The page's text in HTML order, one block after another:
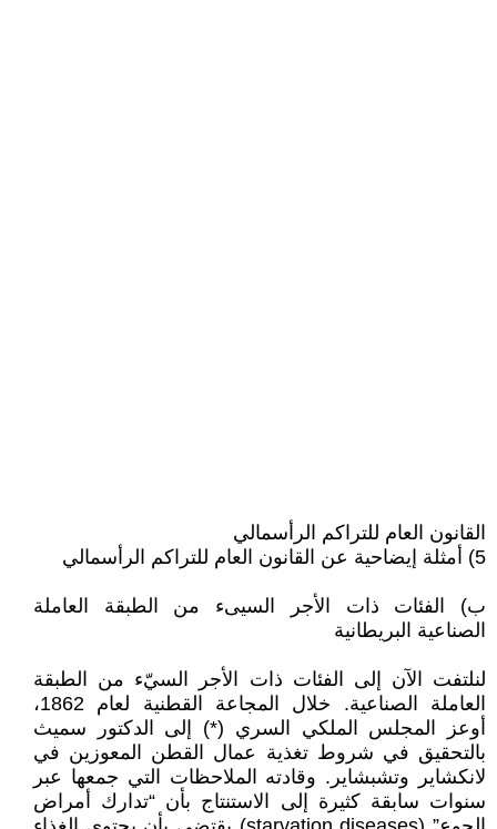
القانون العام للتراكم الرأسمالي
5) أمثلة إيضاحية عن القانون العام للتراكم الرأسمالي
ب) الفئات ذات الأجر السيىء من الطبقة العاملة
الصناعية البريطانية
لنلتفت الآن إلى الفئات ذات الأجر السيّء من الطبقة
العاملة الصناعية. خلال المجاعة القطنية لعام 1862،
أوعز المجلس الملكي السري (*) إلى الدكتور سميث
بالتحقيق في شروط تغذية عمال القطن المعوزين في
لانکشایر وتشبشاير. وقادته الملاحظات التي جمعها عبر
سنوات سابقة كثيرة إلى الاستنتاج بأن “تدارك أمراض